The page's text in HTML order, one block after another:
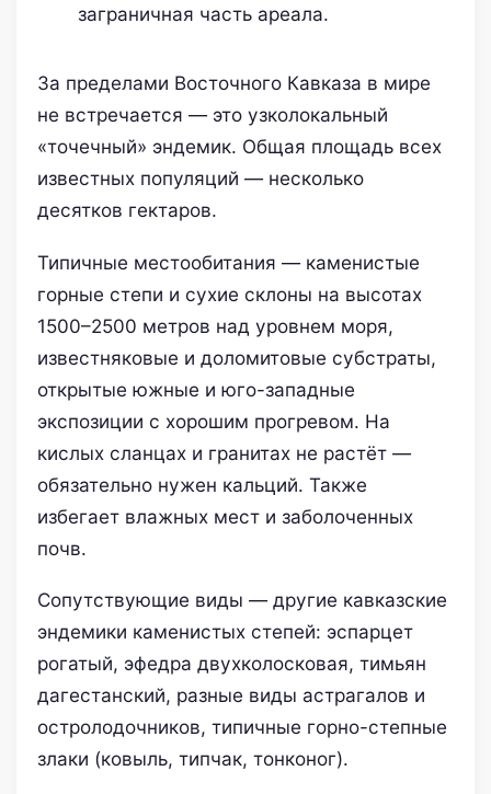
заграничная часть ареала.
За пределами Восточного Кавказа в мире
не встречается — это узколокальный
«точечный» эндемик. Общая площадь всех
известных популяций — несколько
десятков гектаров.
Типичные местообитания — каменистые
горные степи и сухие склоны на высотах
1500–2500 метров над уровнем моря,
известняковые и доломитовые субстраты,
открытые южные и юго-западные
экспозиции с хорошим прогревом. На
кислых сланцах и гранитах не растёт —
обязательно нужен кальций. Также
избегает влажных мест и заболоченных
почв.
Сопутствующие виды — другие кавказские
эндемики каменистых степей: эспарцет
рогатый, эфедра двухколосковая, тимьян
дагестанский, разные виды астрагалов и
остролодочников, типичные горно-степные
злаки (ковыль, типчак, тонконог).